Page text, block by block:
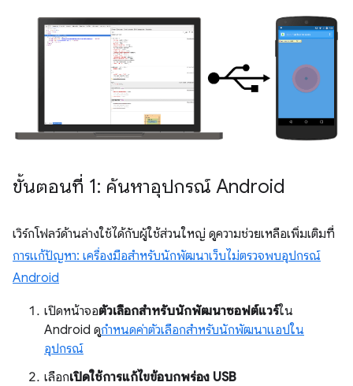
ขั้นตอนที่ 1: ค้นหาอุปกรณ์ Android
เวิร์กโฟลว์ด้านล่างใช้ได้กับผู้ใช้ส่วนใหญ่ ดูความช่วยเหลือเพิ่มเติมที่
การแก้ปัญหา: เครื่องมือสำหรับนักพัฒนาเว็บไม่ตรวจพบอุปกรณ์
Android
เปิดหน้าจอตัวเลือกสำหรับนักพัฒนาซอฟต์แวร์ใน
Android ดูกำหนดค่าตัวเลือกสำหรับนักพัฒนาแอปใน
อุปกรณ์
เลือกเปิดใช้การแก้ไขข้อบกพร่อง USB